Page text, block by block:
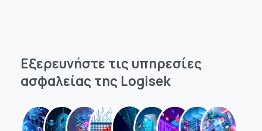
Εξερευνήστε τις υπηρεσίες
ασφαλείας της Logisek